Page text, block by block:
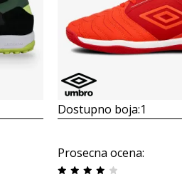
Dostupno boja:1
Prosecna ocena: